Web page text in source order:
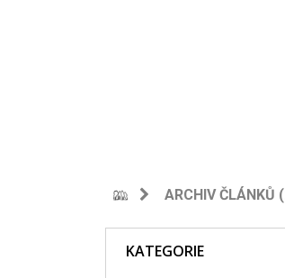
ARCHIV ČLÁNKŮ
KATEGORIE